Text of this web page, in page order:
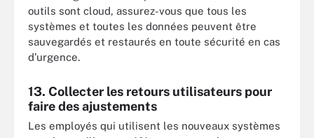
outils sont cloud, assurez-vous que tous les
systèmes et toutes les données peuvent être
sauvegardés et restaurés en toute sécurité en cas
d’urgence.
13. Collecter les retours utilisateurs pour
faire des ajustements
Les employés qui utilisent les nouveaux systèmes